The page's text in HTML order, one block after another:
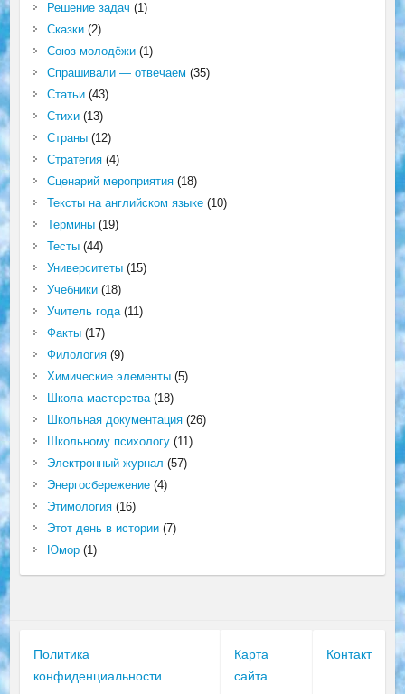
Решение задач (1)
Сказки(2)
Союз молодёжи(1)
Спрашивали — отвечаем (35)
Статьи(43)
Стихи(13)
Страны(12)
Стратегия(4)
Сценарий мероприятия(18)
Тексты на английском языке(10)
Термины(19)
Тесты(44)
Университеты(15)
Учебники(18)
Учитель года(11)
Факты(17)
Филология(9)
Химические элементы(5)
Школа мастерства(18)
Школьная документация(26)
Школьному психологу(11)
Электронный журнал (57)
Энергосбережение(4)
Этимология(16)
Этот день в истории(7)
Юмор(1)
Политика
конфиденциальности
Карта
сайта
Контакт